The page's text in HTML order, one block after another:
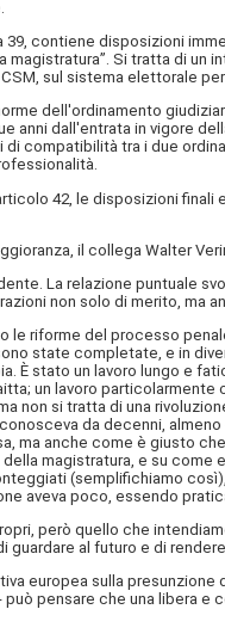
contiene disposizioni
Si tratta di
sul sistema elettorale
dell'ordinamento
dall'entrata in vigore
compatibilità tra i due
42, le disposizioni
il collega Walter
La relazione puntuale
non solo di merito, ma
le riforme del processo
state completate, e in
È stato un lavoro lungo e
un lavoro
non si tratta di una
da decenni,
ma anche come è giusto
magistratura, e su
(semplifichiamo
aveva poco, essendo
però quello che
al futuro e di
europea sulla
pensare che una libera